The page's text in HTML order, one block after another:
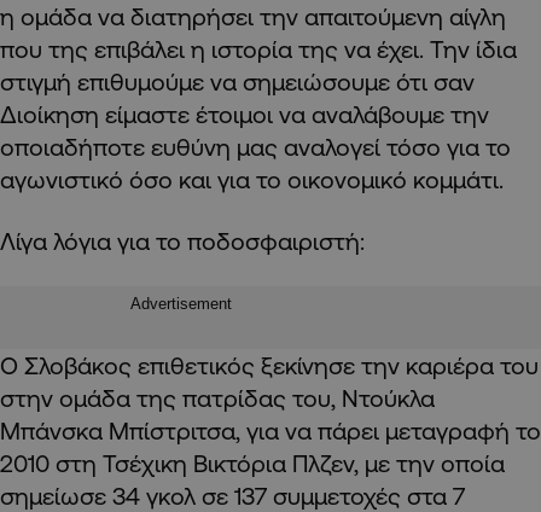
η ομάδα να διατηρήσει την απαιτούμενη αίγλη
που της επιβάλει η ιστορία της να έχει. Την ίδια
στιγμή επιθυμούμε να σημειώσουμε ότι σαν
Διοίκηση είμαστε έτοιμοι να αναλάβουμε την
οποιαδήποτε ευθύνη μας αναλογεί τόσο για το
αγωνιστικό όσο και για το οικονομικό κομμάτι.
Λίγα λόγια για το ποδοσφαιριστή:
Advertisement
Ο Σλοβάκος επιθετικός ξεκίνησε την καριέρα του
στην ομάδα της πατρίδας του, Ντούκλα
Μπάνσκα Μπίστριτσα, για να πάρει μεταγραφή το
2010 στη Τσέχικη Βικτόρια Πλζεν, με την οποία
σημείωσε 34 γκολ σε 137 συμμετοχές στα 7